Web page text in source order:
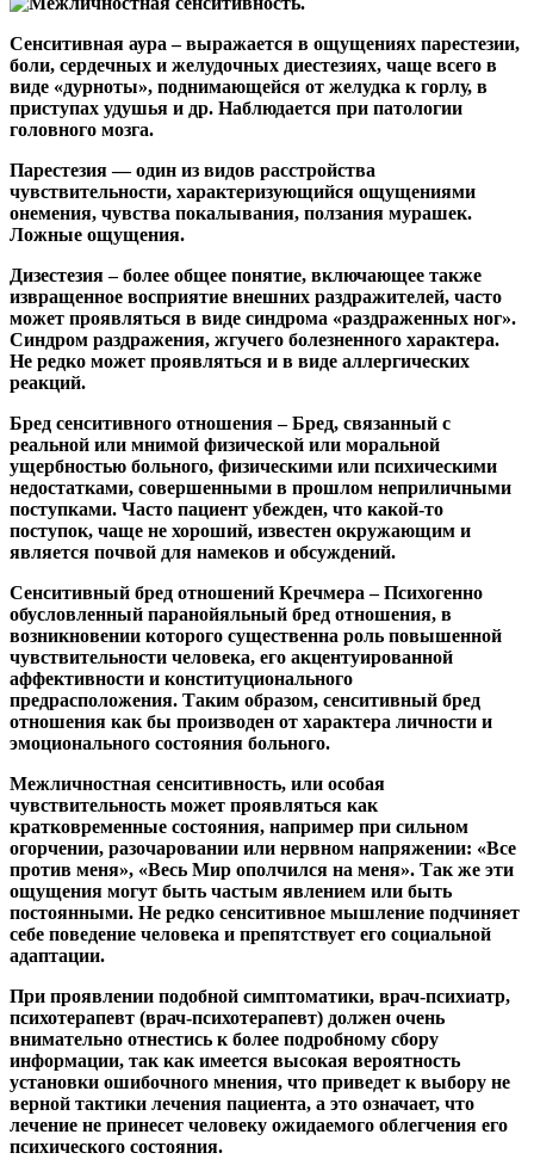
Сенситивная аура – выражается в ощущениях парестезии,
боли, сердечных и желудочных диестезиях, чаще всего в
виде «дурноты», поднимающейся от желудка к горлу, в
приступах удушья и др. Наблюдается при патологии
головного мозга.
Парестезия— один из видов расстройства
чувствительности, характеризующийся ощущениями
онемения, чувства покалывания, ползания мурашек.
Ложные ощущения.
Дизестезия– более общее понятие, включающее также
извращенное восприятие внешних раздражителей, часто
может проявляться в виде синдрома «раздраженных ног».
Синдром раздражения, жгучего болезненного характера.
Не редко может проявляться и в виде аллергических
реакций.
Бред сенситивного отношения– Бред, связанный с
реальной или мнимой физической или моральной
ущербностью больного, физическими или психическими
недостатками, совершенными в прошлом неприличными
поступками. Часто пациент убежден, что какой-то
поступок, чаще не хороший, известен окружающим и
является почвой для намеков и обсуждений.
Сенситивный бред отношений Кречмера – Психогенно
обусловленный паранойяльный бред отношения, в
возникновении которого существенна роль повышенной
чувствительности человека, его акцентуированной
аффективности и конституционального
предрасположения. Таким образом, сенситивный бред
отношения как бы производен от характера личности и
эмоционального состояния больного.
Межличностная сенситивность, или особая
чувствительность может проявляться как
кратковременные состояния, например при сильном
огорчении, разочаровании или нервном напряжении: «Все
против меня», «Весь Мир ополчился на меня». Так же эти
ощущения могут быть частым явлением или быть
постоянными. Не редко сенситивное мышление подчиняет
себе поведение человека и препятствует его социальной
адаптации.
При проявлении подобной симптоматики, врач-психиатр,
психотерапевт (врач-психотерапевт) должен очень
внимательно отнестись к более подробному сбору
информации, так как имеется высокая вероятность
установки ошибочного мнения, что приведет к выбору не
верной тактики лечения пациента, а это означает, что
лечение не принесет человеку ожидаемого облегчения его
психического состояния.